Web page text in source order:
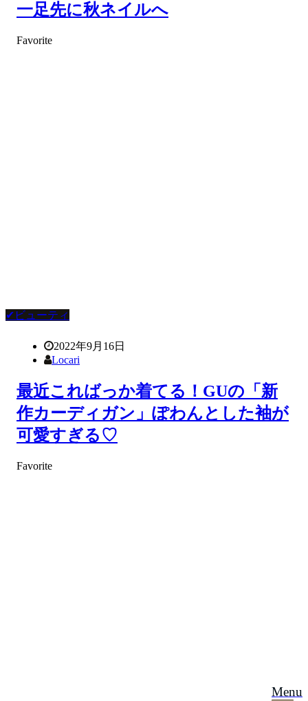
Menu
一足先に秋ネイルへ
Favorite
✔ビューティ
2022年9月16日
Locari
最近こればっか着てる！GUの「新
作カーディガン」ぽわんとした袖が
可愛すぎる♡
Favorite